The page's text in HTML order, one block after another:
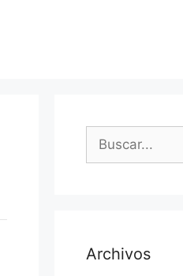
Buscar:
Archivos